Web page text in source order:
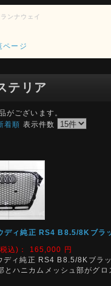
ンナウェイ
ページ
テリア
がございます。
着順 表示件数
ディ純正 RS4 B8.5/8Kブラ
込)： 165,000
円
ディ純正 RS4 B8.5/8Kブラ
とハニカムメッシュ部がグロ